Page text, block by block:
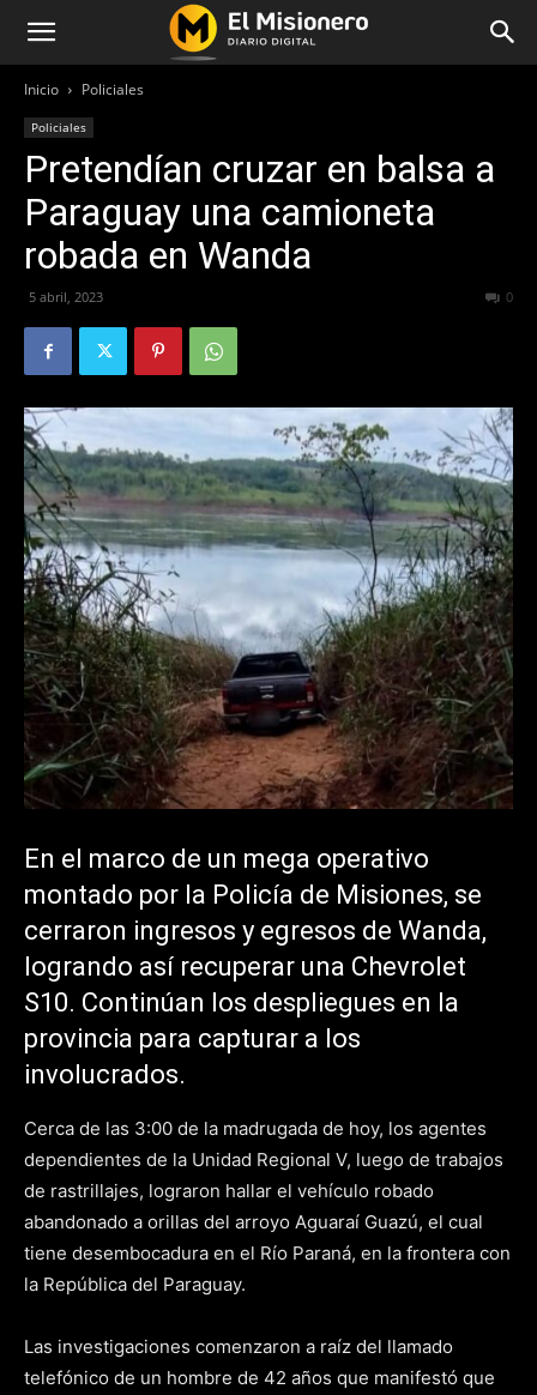
Inicio Policiales
Policiales
Pretendían cruzar en balsa a
Paraguay una camioneta
robada en Wanda
5 abril, 2023 0
En el marco de un mega operativo
montado por la Policía de Misiones, se
cerraron ingresos y egresos de Wanda,
logrando así recuperar una Chevrolet
S10. Continúan los despliegues en la
provincia para capturar a los
involucrados.
Cerca de las 3:00 de la madrugada de hoy, los agentes
dependientes de la Unidad Regional V, luego de trabajos
de rastrillajes, lograron hallar el vehículo robado
abandonado a orillas del arroyo Aguaraí Guazú, el cual
tiene desembocadura en el Río Paraná, en la frontera con
la República del Paraguay.
Las investigaciones comenzaron a raíz del llamado
telefónico de un hombre de 42 años que manifestó que